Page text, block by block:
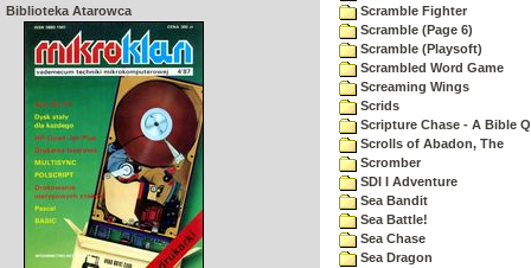
Biblioteka Atarowca
Scramble Fighter
Scramble (Page 6)
Scramble (Playsoft)
Scrambled Word Game
Screaming Wings
Scrids
Scripture Chase - A Bible
Scrolls of Abadon, The
Scromber
SDI I Adventure
Sea Bandit
Sea Battle!
Sea Chase
Sea Dragon